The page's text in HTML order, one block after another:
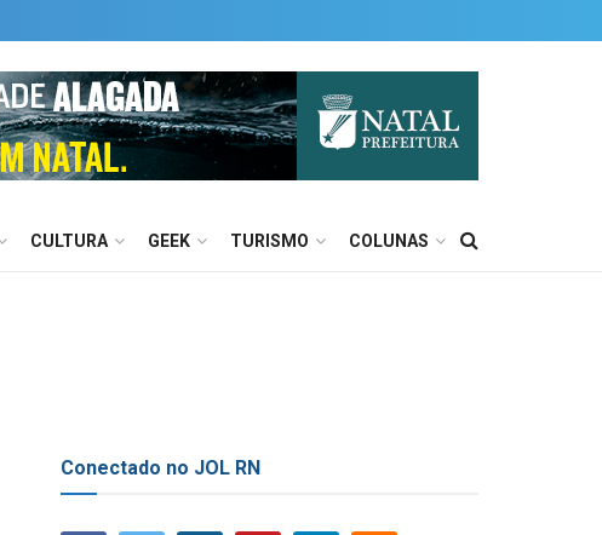
CULTURA GEEK TURISMO COLUNAS
Conectado no JOL RN